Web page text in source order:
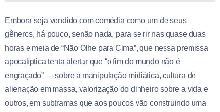
Embora seja vendido com comédia como um de seus
gêneros, há pouco, senão nada, para se rir nas quase duas
horas e meia de “Não Olhe para Cima”, que nessa premissa
apocalíptica tenta alertar que “o fim do mundo não é
engraçado” — sobre a manipulação midiática, cultura de
alienação em massa, valorização do dinheiro sobre a vida e
outros, em subtramas que aos poucos vão construindo uma